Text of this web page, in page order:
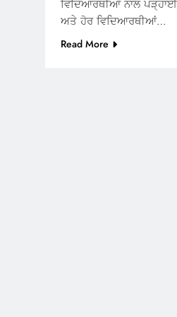
ਵਿਦਿਆਰਥੀਆਂ ਨਾਲ
ਅਤੇ ਹੋਰ ਵਿਦਿਆਰਥੀਆਂ…
Read More